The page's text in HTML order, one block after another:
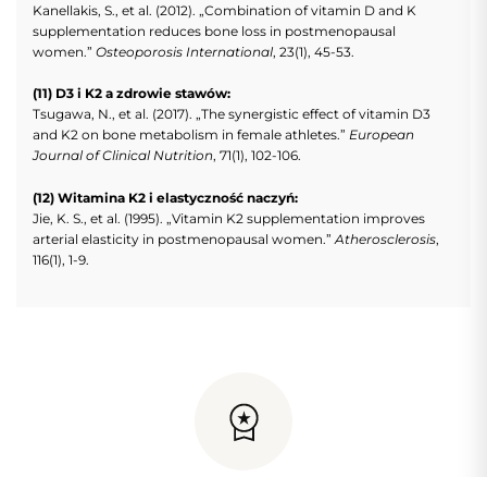
Kanellakis, S., et al. (2012). „Combination of vitamin D and K
supplementation reduces bone loss in postmenopausal
women.” Osteoporosis International, 23(1), 45-53.
(11) D3 i K2 a zdrowie stawów:
Tsugawa, N., et al. (2017). „The synergistic effect of vitamin D3
and K2 on bone metabolism in female athletes.” European
Journal of Clinical Nutrition, 71(1), 102-106.
(12) Witamina K2 i elastyczność naczyń:
Jie, K. S., et al. (1995). „Vitamin K2 supplementation improves
arterial elasticity in postmenopausal women.” Atherosclerosis,
116(1), 1-9.